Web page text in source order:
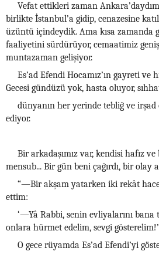
Vefat ettikleri zaman
birlikte İstanbul’a gidip, cenazesine
üzüntü içindeydik. Ama kısa zamanda
faaliyetini sürdürüyor, cemaatimiz
muntazaman gelişiyor.
Es’ad Efendi Hocamız’ın gayreti ve
Gecesi gündüzü yok, hasta oluyor,
dünyanın her yerinde tebliğ ve irşad
ediyor.
Bir arkadaşımız var, kendisi hafız
mensub... Bir gün beni çağırdı, bir olay
“—Bir akşam yatarken iki rekât
ettim:
‘—Yâ Rabbi, senin evliyalarını bana
onlara hürmet edelim, sevgi
O gece rüyamda Es’ad Efendi’yi